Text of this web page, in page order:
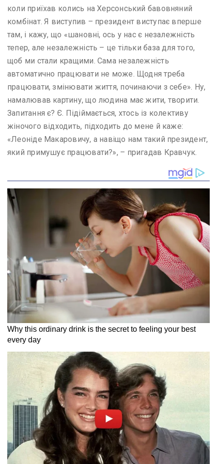
коли приїхав колись на Херсонський бавовняний
комбінат. Я виступив – президент виступає вперше
там, і кажу, що «шановні, ось у нас є незалежність
тепер, але незалежність – це тільки база для того,
щоб ми стали кращими. Сама незалежність
автоматично працювати не може. Щодня треба
працювати, змінювати життя, починаючи з себе». Ну,
намалював картину, що людина має жити, творити.
Запитання є? Є. Підіймається, хтось із колективу
жіночого відходить, підходить до мене й каже:
«Леоніде Макаровичу, а навіщо нам такий президент,
який примушує працювати?», – пригадав Кравчук.